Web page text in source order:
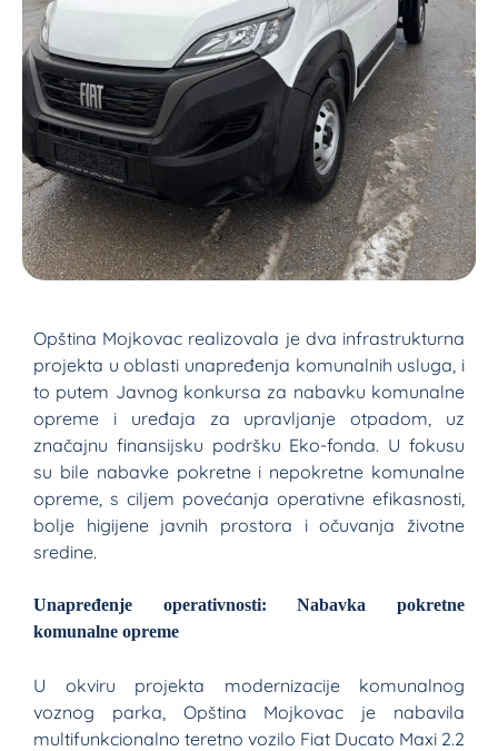
Opština Mojkovac realizovala je dva infrastrukturna
projekta u oblasti unapređenja komunalnih usluga, i
to putem Javnog konkursa za nabavku komunalne
opreme i uređaja za upravljanje otpadom, uz
značajnu finansijsku podršku Eko-fonda. U fokusu
su bile nabavke pokretne i nepokretne komunalne
opreme, s ciljem povećanja operativne efikasnosti,
bolje higijene javnih prostora i očuvanja životne
sredine.
Unapređenje operativnosti: Nabavka pokretne
komunalne opreme
U okviru projekta modernizacije komunalnog
voznog parka, Opština Mojkovac je nabavila
multifunkcionalno teretno vozilo Fiat Ducato Maxi 2.2